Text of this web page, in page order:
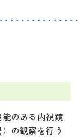
のある内視鏡
の観察を行う